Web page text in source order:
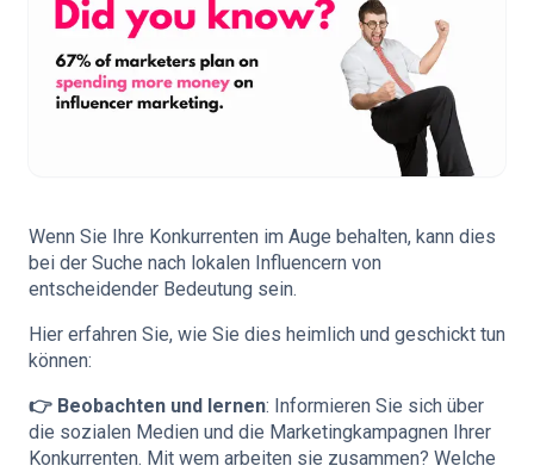
Wenn Sie Ihre Konkurrenten im Auge behalten, kann dies
bei der Suche nach lokalen Influencern von
entscheidender Bedeutung sein.
Hier erfahren Sie, wie Sie dies heimlich und geschickt tun
können:
👉 Beobachten und lernen: Informieren Sie sich über
die sozialen Medien und die Marketingkampagnen Ihrer
Konkurrenten. Mit wem arbeiten sie zusammen? Welche